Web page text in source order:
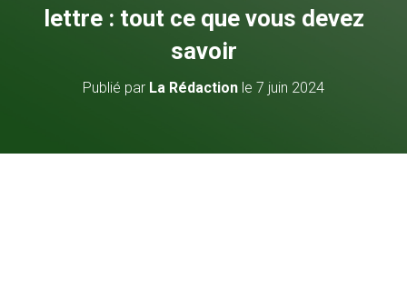
lettre : tout ce que vous devez
savoir
Publié par La Rédaction le 7 juin 2024